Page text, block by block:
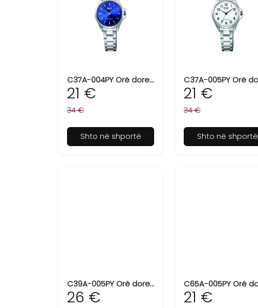
C37A-004PY Orë dore për femra Q&Q
21 €
34 €
Shto në shportë
21 €
34 €
Shto në shportë
C39A-005PY Orë dore për femra Q&Q
26 € 21 €